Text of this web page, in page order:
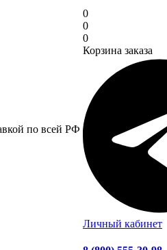
по всей РФ
0
0
0
Корзина заказа
Личный кабинет